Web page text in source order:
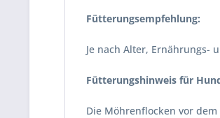
Fütterungsempfehlung:
Je nach Alter, Ernährungs-
Fütterungshinweis für
Die Möhrenflocken vor